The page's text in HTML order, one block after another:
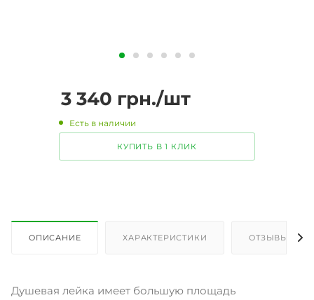
3 340 грн./шт
Есть в наличии
КУПИТЬ В 1 КЛИК
ОПИСАНИЕ ХАРАКТЕРИСТИКИ ОТЗЫВЫ
Душевая лейка имеет большую площадь